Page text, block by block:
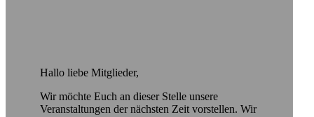
Hallo liebe Mitglieder,
Wir möchte Euch an dieser Stelle unsere
Veranstaltungen der nächsten Zeit vorstellen. Wir